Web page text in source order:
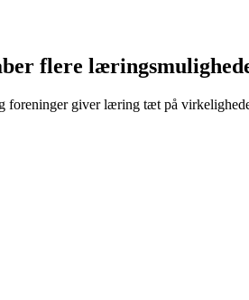
flere
foreninger giver læring tæt på